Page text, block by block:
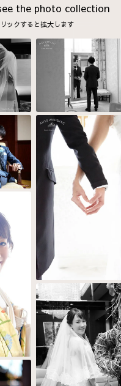
the photo collection
ックすると拡大します